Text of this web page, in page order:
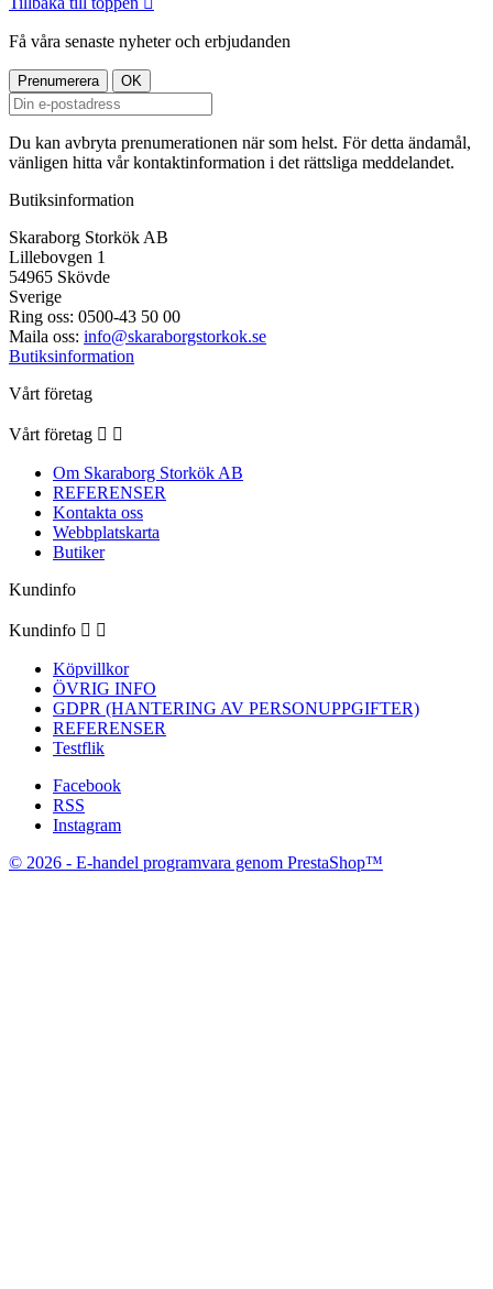
Få våra senaste nyheter och erbjudanden
Du kan avbryta prenumerationen när som helst. För detta ändamål,
vänligen hitta vår kontaktinformation i det rättsliga meddelandet.
Butiksinformation
Skaraborg Storkök AB
Lillebovgen 1
54965 Skövde
Sverige
Ring oss: 0500-43 50 00
Maila oss: info@skaraborgstorkok.se
Butiksinformation
Vårt företag
Vårt företag  
Om Skaraborg Storkök AB
REFERENSER
Kontakta oss
Webbplatskarta
Butiker
Kundinfo
Kundinfo  
Köpvillkor
ÖVRIG INFO
GDPR (HANTERING AV PERSONUPPGIFTER)
REFERENSER
Testflik
Facebook
RSS
Instagram
© 2026 - E-handel programvara genom PrestaShop™